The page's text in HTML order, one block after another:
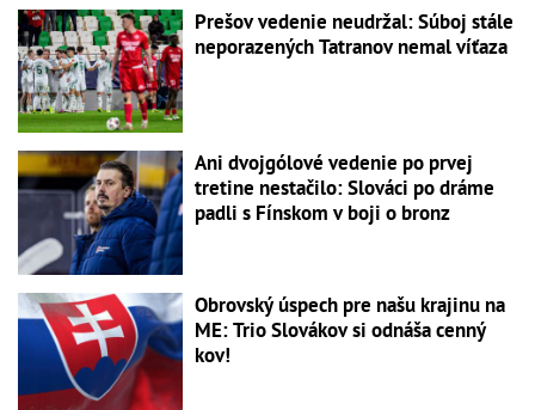
Prešov vedenie neudržal: Súboj stále
neporazených Tatranov nemal víťaza
Ani dvojgólové vedenie po prvej
tretine nestačilo: Slováci po dráme
padli s Fínskom v boji o bronz
Obrovský úspech pre našu krajinu na
ME: Trio Slovákov si odnáša cenný
kov!